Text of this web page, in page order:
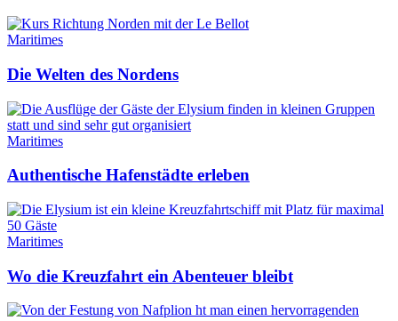
Maritimes
Die Welten des Nordens
Maritimes
Authentische Hafenstädte erleben
Maritimes
Wo die Kreuzfahrt ein Abenteuer bleibt